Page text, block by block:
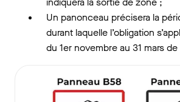
Un panonceau précisera la
durant laquelle l’obligation
du 1er novembre au 31 mars